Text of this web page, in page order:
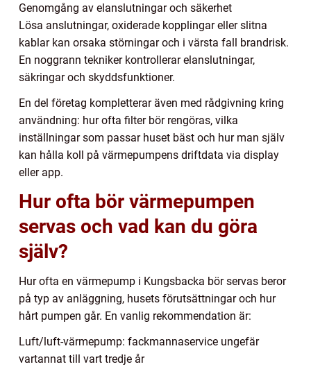
Genomgång av elanslutningar och säkerhet
Lösa anslutningar, oxiderade kopplingar eller slitna
kablar kan orsaka störningar och i värsta fall brandrisk.
En noggrann tekniker kontrollerar elanslutningar,
säkringar och skyddsfunktioner.
En del företag kompletterar även med rådgivning kring
användning: hur ofta filter bör rengöras, vilka
inställningar som passar huset bäst och hur man själv
kan hålla koll på värmepumpens driftdata via display
eller app.
Hur ofta bör värmepumpen
servas och vad kan du göra
själv?
Hur ofta en värmepump i Kungsbacka bör servas beror
på typ av anläggning, husets förutsättningar och hur
hårt pumpen går. En vanlig rekommendation är:
Luft/luft-värmepump: fackmannaservice ungefär
vartannat till vart tredje år